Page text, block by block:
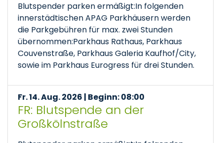
Blutspender parken ermäßigt:In folgenden
innerstädtischen APAG Parkhäusern werden
die Parkgebühren für max. zwei Stunden
übernommen:Parkhaus Rathaus, Parkhaus
Couvenstraße, Parkhaus Galeria Kaufhof/City,
sowie im Parkhaus Eurogress für drei Stunden.
Fr. 14. Aug. 2026 | Beginn: 08:00
FR: Blutspende an der
Großkölnstraße